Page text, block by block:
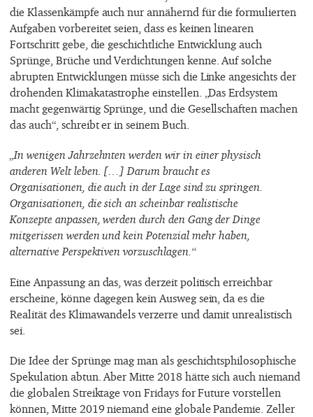
die Klassenkämpfe auch nur annähernd für die formulierten
Aufgaben vorbereitet seien, dass es keinen linearen
Fortschritt gebe, die geschichtliche Entwicklung auch
Sprünge, Brüche und Verdichtungen kenne. Auf solche
abrupten Entwicklungen müsse sich die Linke angesichts der
drohenden Klimakatastrophe einstellen. „Das Erdsystem
macht gegenwärtig Sprünge, und die Gesellschaften machen
das auch“, schreibt er in seinem Buch.
„In wenigen Jahrzehnten werden wir in einer physisch
anderen Welt leben. […] Darum braucht es
Organisationen, die auch in der Lage sind zu springen.
Organisationen, die sich an scheinbar realistische
Konzepte anpassen, werden durch den Gang der Dinge
mitgerissen werden und kein Potenzial mehr haben,
alternative Perspektiven vorzuschlagen.“
Eine Anpassung an das, was derzeit politisch erreichbar
erscheine, könne dagegen kein Ausweg sein, da es die
Realität des Klimawandels verzerre und damit unrealistisch
sei.
Die Idee der Sprünge mag man als geschichtsphilosophische
Spekulation abtun. Aber Mitte 2018 hätte sich auch niemand
die globalen Streiktage von Fridays for Future vorstellen
können, Mitte 2019 niemand eine globale Pandemie. Zeller